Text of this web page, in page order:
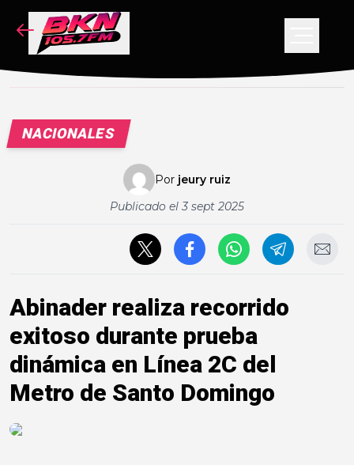
NACIONALES
Por jeury ruiz
Publicado el 3 sept 2025
Abinader realiza recorrido
exitoso durante prueba
dinámica en Línea 2C del
Metro de Santo Domingo